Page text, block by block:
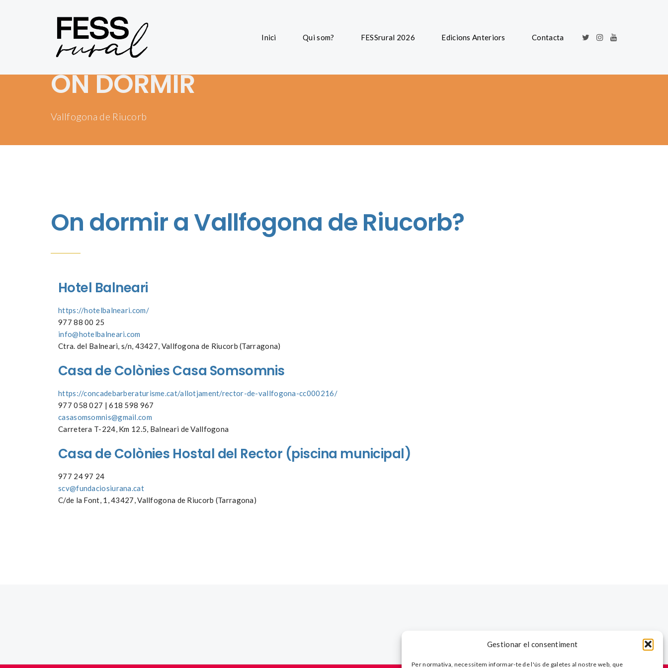
Gestionar el consentiment
Per normativa, necessitem informar-te de l'ús de galetes al nostre web, que
Inici Qui som? FESSrural 2026 Edicions Anteriors Contacta
ON DORMIR
Vallfogona de Riucorb
On dormir a Vallfogona de Riucorb?
Hotel Balneari
https://hotelbalneari.com/
977 88 00 25
info@hotelbalneari.com
Ctra. del Balneari, s/n, 43427, Vallfogona de Riucorb (Tarragona)
Casa deColòniesCasa Somsomnis
https://concadebarberaturisme.cat/allotjament/rector-de-vallfogona-cc000216/
977 058 027 | 618 598 967
casasomsomnis@gmail.com
Carretera T-224, Km 12.5, Balneari de Vallfogona
Casa deColònies Hostal del Rector (piscina municipal)
977 24 97 24
scv@fundaciosiurana.cat
C/de la Font, 1, 43427, Vallfogona de Riucorb (Tarragona)